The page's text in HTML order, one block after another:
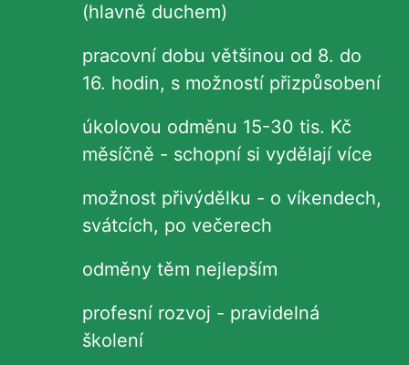
(hlavně duchem)
pracovní dobu většinou od 8. do
16. hodin, s možností přizpůsobení
úkolovou odměnu 15-30 tis. Kč
měsíčně - schopní si vydělají více
možnost přivýdělku - o víkendech,
svátcích, po večerech
odměny těm nejlepším
profesní rozvoj - pravidelná
školení